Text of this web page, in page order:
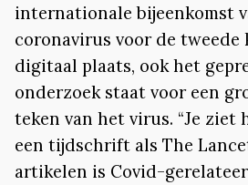
internationale bijeenkomst
coronavirus voor de tweede
digitaal plaats, ook het
onderzoek staat voor een
teken van het virus. “Je ziet
een tijdschrift als The
artikelen is Covid-